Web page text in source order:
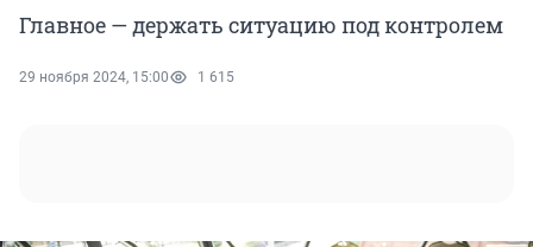
Главное — держать ситуацию под контролем
29 ноября 2024, 15:00 1 615